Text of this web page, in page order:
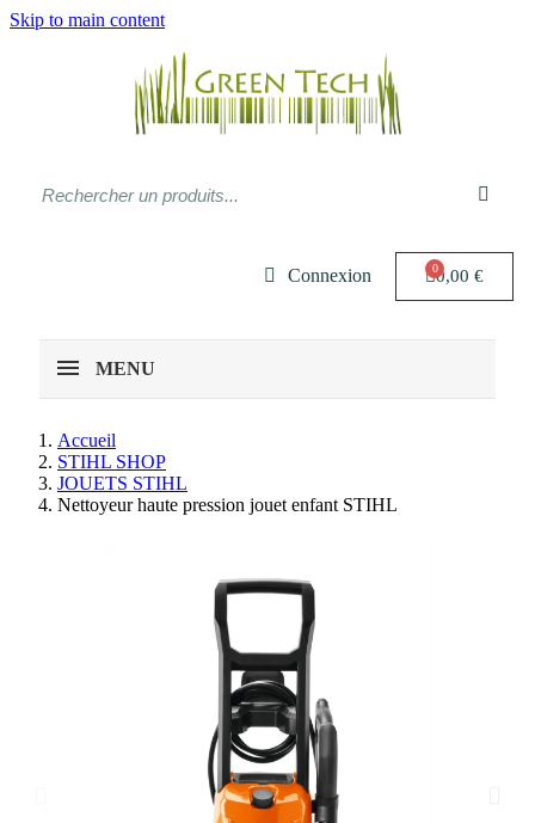
Skip to main content
Connexion 0,00 €
MENU
Accueil
STIHL SHOP
JOUETS STIHL
Nettoyeur haute pression jouet enfant STIHL